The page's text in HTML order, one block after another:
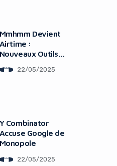
Mmhmm Devient
Airtime :
Nouveaux Outils
22/05/2025
Y Combinator
Accuse Google de
Monopole
22/05/2025